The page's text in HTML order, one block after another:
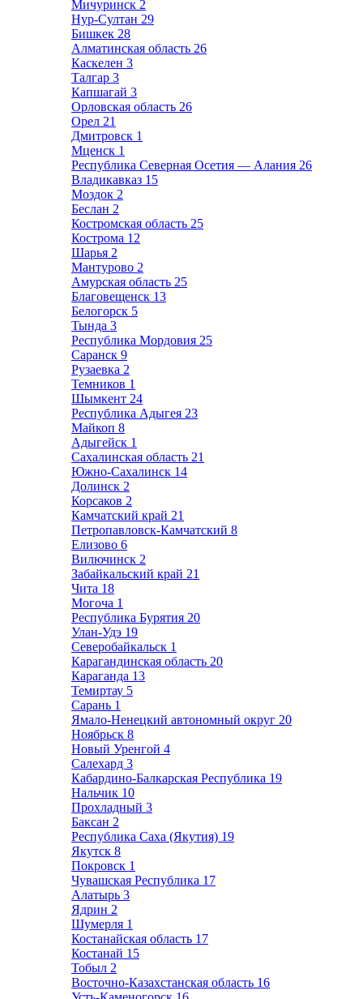
Мичуринск 2
Нур-Султан 29
Бишкек 28
Алматинская область 26
Каскелен 3
Талгар 3
Капшагай 3
Орловская область 26
Орел 21
Дмитровск 1
Мценск 1
Республика Северная Осетия — Алания 26
Владикавказ 15
Моздок 2
Беслан 2
Костромская область 25
Кострома 12
Шарья 2
Мантурово 2
Амурская область 25
Благовещенск 13
Белогорск 5
Тында 3
Республика Мордовия 25
Саранск 9
Рузаевка 2
Темников 1
Шымкент 24
Республика Адыгея 23
Майкоп 8
Адыгейск 1
Сахалинская область 21
Южно-Сахалинск 14
Долинск 2
Корсаков 2
Камчатский край 21
Петропавловск-Камчатский 8
Елизово 6
Вилючинск 2
Забайкальский край 21
Чита 18
Могоча 1
Республика Бурятия 20
Улан-Удэ 19
Северобайкальск 1
Карагандинская область 20
Караганда 13
Темиртау 5
Сарань 1
Ямало-Ненецкий автономный округ 20
Ноябрьск 8
Новый Уренгой 4
Салехард 3
Кабардино-Балкарская Республика 19
Нальчик 10
Прохладный 3
Баксан 2
Республика Саха (Якутия) 19
Якутск 8
Покровск 1
Чувашская Республика 17
Алатырь 3
Ядрин 2
Шумерля 1
Костанайская область 17
Костанай 15
Тобыл 2
Восточно-Казахстанская область 16